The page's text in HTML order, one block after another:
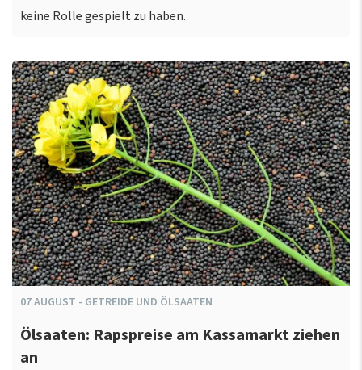
keine Rolle gespielt zu haben.
07AUGUST - GETREIDE UND ÖLSAATEN
Ölsaaten: Rapspreise am Kassamarkt ziehen
an